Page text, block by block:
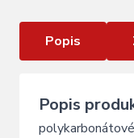
Popis
Popis